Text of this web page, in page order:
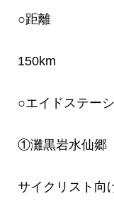
○距離
150km
○エイドステー
①灘黒岩水仙郷
サイクリスト向